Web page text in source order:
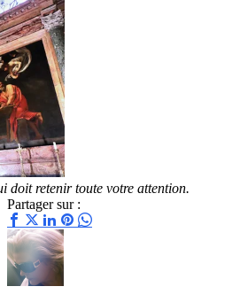
doit retenir toute votre attention.
Partager sur :